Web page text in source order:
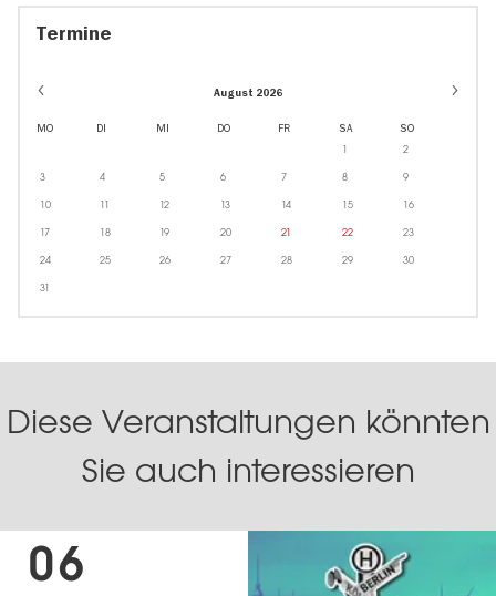
Termine
August 2026
MO DI MI DO FR SA SO
1 2
3 4 5 6 7 8 9
10 11 12 13 14 15 16
17 18 19 20 21 22 23
24 25 26 27 28 29 30
31
Diese Veranstaltungen könnten
Sie auch interessieren
06